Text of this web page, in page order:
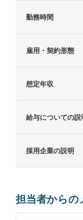
勤務時間
雇用・契約形態
想定年収
給与についての説
採用企業の説明
担当者からの